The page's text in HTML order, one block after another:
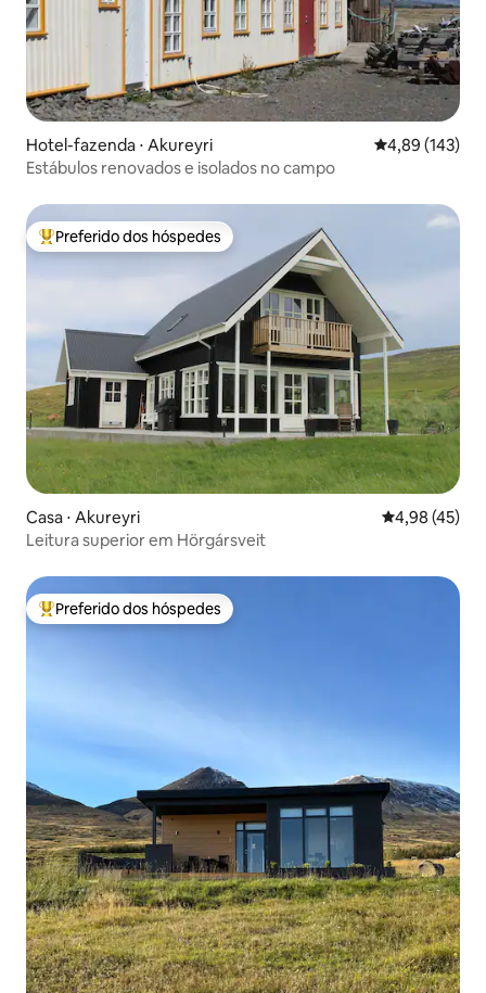
Hotel-fazenda ⋅ Akureyri 4,89 de uma
4,89 (143)
Estábulos renovados e isolados no campo
Entre os melhores preferidos dos hóspedes
Preferido dos hóspedes
Casa ⋅ Akureyri 4,98 de uma
4,98 (45)
Leitura superior em Hörgársveit
Entre os melhores preferidos dos hóspedes
Preferido dos hóspedes